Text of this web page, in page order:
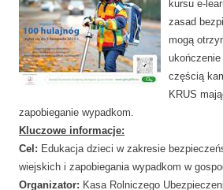
kursu e-
zasad
mogą
częścią
KRUS
zapobieganie wypadkom.
Kluczowe informacje:
Cel: Edukacja dzieci w zakresie
wiejskich i zapobiegania wypadkom w
Organizator: Kasa Rolniczego